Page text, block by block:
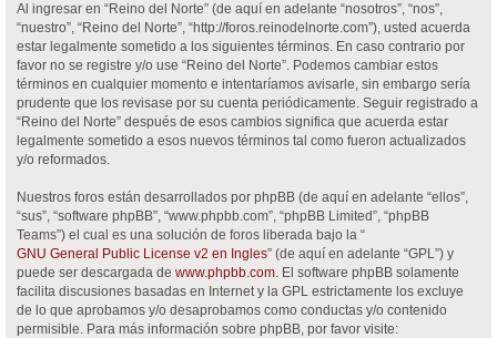
Al ingresar en “Reino del Norte” (de aquí en adelante “nosotros”, “nos”,
“nuestro”, “Reino del Norte”, “http://foros.reinodelnorte.com”), usted acuerda
estar legalmente sometido a los siguientes términos. En caso contrario por
favor no se registre y/o use “Reino del Norte”. Podemos cambiar estos
términos en cualquier momento e intentaríamos avisarle, sin embargo sería
prudente que los revisase por su cuenta periódicamente. Seguir registrado a
“Reino del Norte” después de esos cambios significa que acuerda estar
legalmente sometido a esos nuevos términos tal como fueron actualizados
y/o reformados.
Nuestros foros están desarrollados por phpBB (de aquí en adelante “ellos”,
“sus”, “software phpBB”, “www.phpbb.com”, “phpBB Limited”, “phpBB
Teams”) el cual es una solución de foros liberada bajo la “
GNU General Public License v2 en Ingles” (de aquí en adelante “GPL”) y
puede ser descargada de www.phpbb.com. El software phpBB solamente
facilita discusiones basadas en Internet y la GPL estrictamente los excluye
de lo que aprobamos y/o desaprobamos como conductas y/o contenido
permisible. Para más información sobre phpBB, por favor visite: